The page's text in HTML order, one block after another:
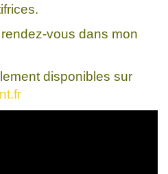
vous dans mon
disponibles sur